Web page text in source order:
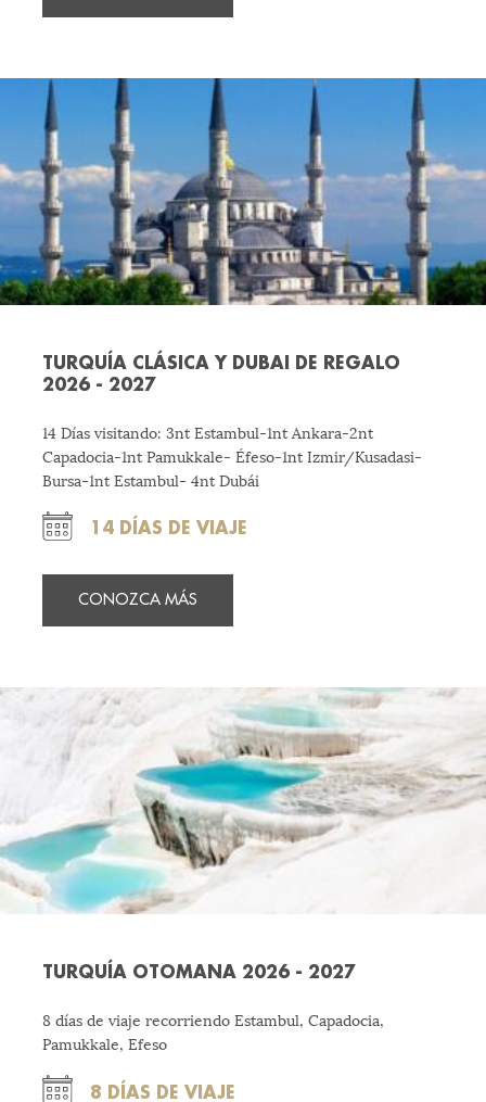
TURQUÍA CLÁSICA Y DUBAI DE REGALO
2026 - 2027
14 Días visitando: 3nt Estambul-1nt Ankara-2nt
Capadocia-1nt Pamukkale- Éfeso-1nt Izmir/Kusadasi-
Bursa-1nt Estambul- 4nt Dubái
14 DÍAS DE VIAJE
CONOZCA MÁS
TURQUÍA OTOMANA 2026 - 2027
8 días de viaje recorriendo Estambul, Capadocia,
Pamukkale, Efeso
8 DÍAS DE VIAJE